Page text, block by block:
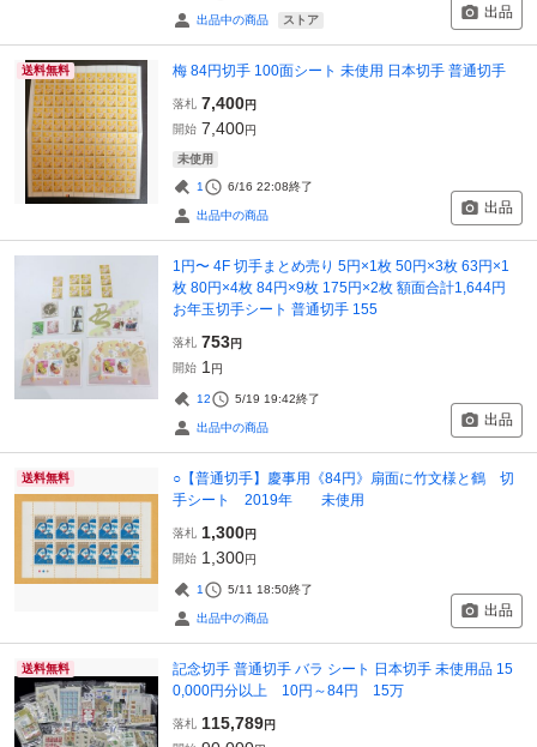
出品中の商品 ストア 出品
送料無料 梅 84円切手 100面シート 未使用 日本切手 普通切手
落札 7,400円
開始 7,400円
未使用
1 6/16 22:08終了
出品中の商品 出品
1円〜 4F 切手まとめ売り 5円×1枚 50円×3枚 63円×1
枚 80円×4枚 84円×9枚 175円×2枚 額面合計1,644円
お年玉切手シート 普通切手 155
落札 753円
開始 1 円
12 5/19 19:42終了
出品中の商品 出品
送料無料
○【普通切手】慶事用《84円》扇面に竹文様と鶴 切
手シート 2019年 未使用
落札 1,300円
開始 1,300円
1 5/11 18:50終了
出品中の商品 出品
送料無料
記念切手 普通切手 バラ シート 日本切手 未使用品 15
0,000円分以上 10円～84円 15万
落札 115,789円